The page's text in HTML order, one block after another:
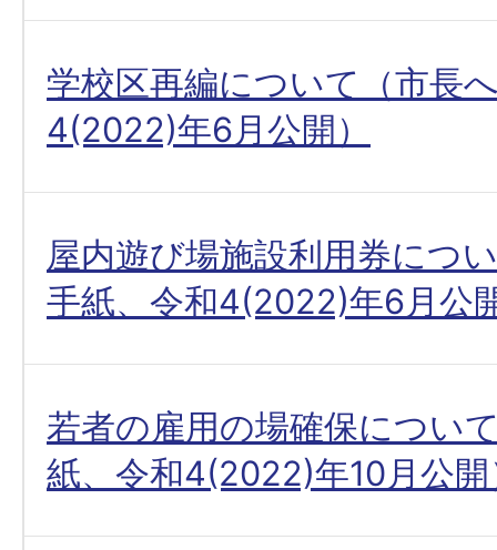
学校区再編について（市長
4(2022)年6月公開）
屋内遊び場施設利用券につ
手紙、令和4(2022)年6月公
若者の雇用の場確保につい
紙、令和4(2022)年10月公開